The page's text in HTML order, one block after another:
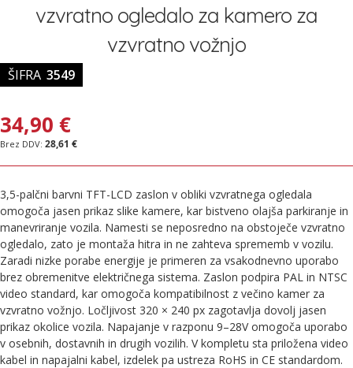
vzvratno ogledalo za kamero za
vzvratno vožnjo
ŠIFRA 3549
34,90 €
28,61 €
3,5-palčni barvni TFT-LCD zaslon v obliki vzvratnega ogledala
omogoča jasen prikaz slike kamere, kar bistveno olajša parkiranje in
manevriranje vozila. Namesti se neposredno na obstoječe vzvratno
ogledalo, zato je montaža hitra in ne zahteva sprememb v vozilu.
Zaradi nizke porabe energije je primeren za vsakodnevno uporabo
brez obremenitve električnega sistema. Zaslon podpira PAL in NTSC
video standard, kar omogoča kompatibilnost z večino kamer za
vzvratno vožnjo. Ločljivost 320 × 240 px zagotavlja dovolj jasen
prikaz okolice vozila. Napajanje v razponu 9–28V omogoča uporabo
v osebnih, dostavnih in drugih vozilih. V kompletu sta priložena video
kabel in napajalni kabel, izdelek pa ustreza RoHS in CE standardom.